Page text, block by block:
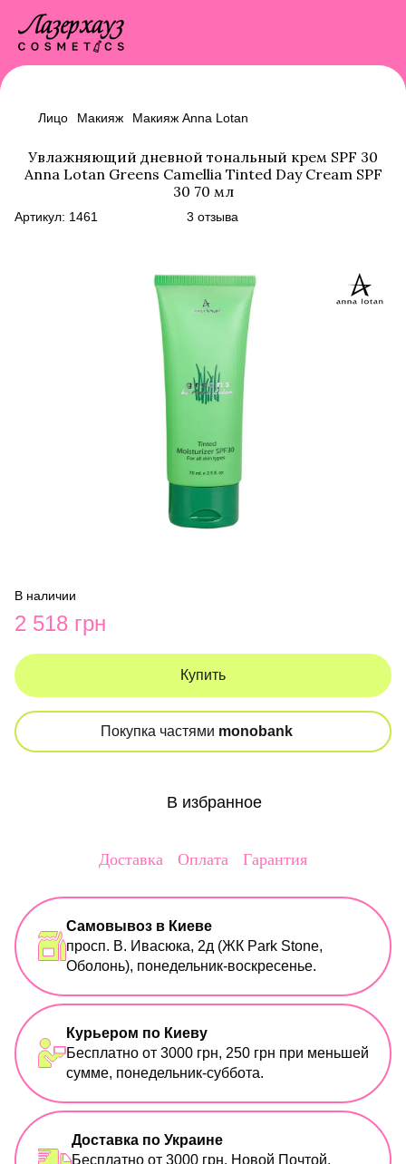
Лицо Макияж Макияж Anna Lotan
Увлажняющий дневной тональный крем SPF 30
Anna Lotan Greens Camellia Tinted Day Cream SPF
30 70 мл
Артикул: 1461 3 отзыва
В наличии
2 518 грн
Купить
Покупка частями monobank
В избранное
Доставка Оплата Гарантия
Самовывоз в Киеве
просп. В. Ивасюка, 2д (ЖК Park Stone,
Оболонь), понедельник-воскресенье.
Курьером по Киеву
Бесплатно от 3000 грн, 250 грн при меньшей
сумме, понедельник-суббота.
Доставка по Украине
Бесплатно от 3000 грн, Новой Почтой,